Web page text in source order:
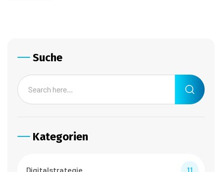
Suche
Kategorien
Digitalstrategie 11